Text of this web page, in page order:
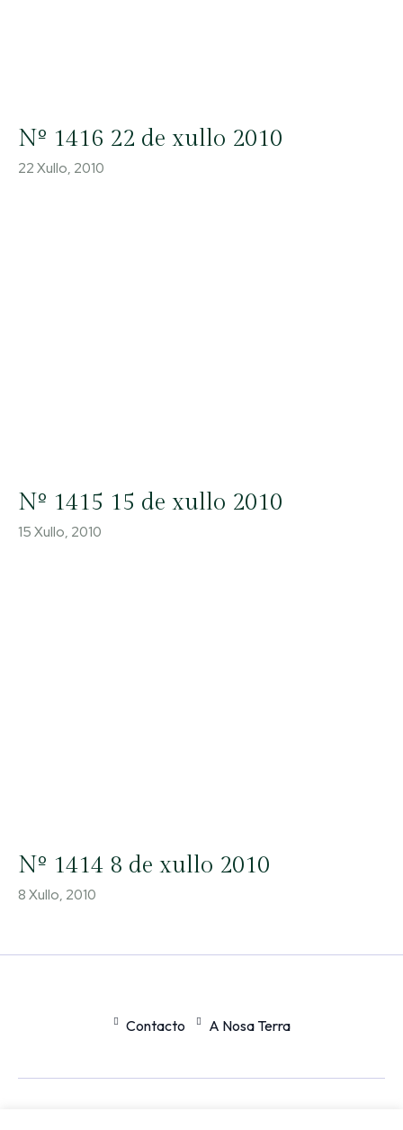
Nº 1416 22 de xullo 2010
22 Xullo, 2010
Nº 1415 15 de xullo 2010
15 Xullo, 2010
Nº 1414 8 de xullo 2010
8 Xullo, 2010
Contacto A Nosa Terra